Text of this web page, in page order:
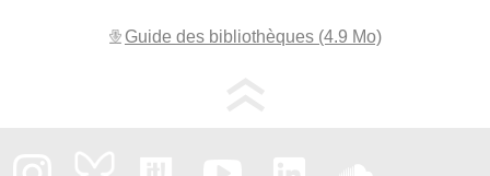
Guide des bibliothèques (4.9 Mo)